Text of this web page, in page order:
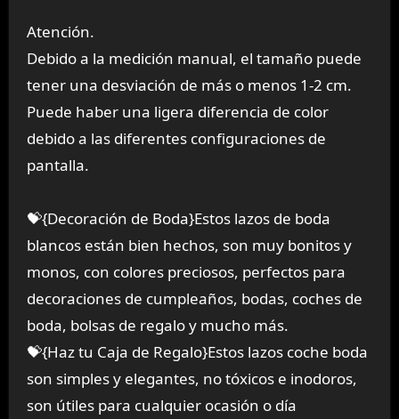
Atención.
Debido a la medición manual, el tamaño puede
tener una desviación de más o menos 1-2 cm.
Puede haber una ligera diferencia de color
debido a las diferentes configuraciones de
pantalla.
💝{Decoración de Boda}Estos lazos de boda
blancos están bien hechos, son muy bonitos y
monos, con colores preciosos, perfectos para
decoraciones de cumpleaños, bodas, coches de
boda, bolsas de regalo y mucho más.
💝{Haz tu Caja de Regalo}Estos lazos coche boda
son simples y elegantes, no tóxicos e inodoros,
son útiles para cualquier ocasión o día